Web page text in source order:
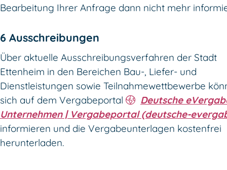
Bearbeitung Ihrer Anfrage dann nicht mehr
6 Ausschreibungen
Über aktuelle Ausschreibungsverfahren der Stadt
Ettenheim in den Bereichen Bau-, Liefer- und
Dienstleistungen sowie Teilnahmewettbewerbe
sich auf dem Vergabeportal
Deutsche
Unternehmen | Vergabeportal (deutsche-
informieren und die Vergabeunterlagen kostenfrei
herunterladen.